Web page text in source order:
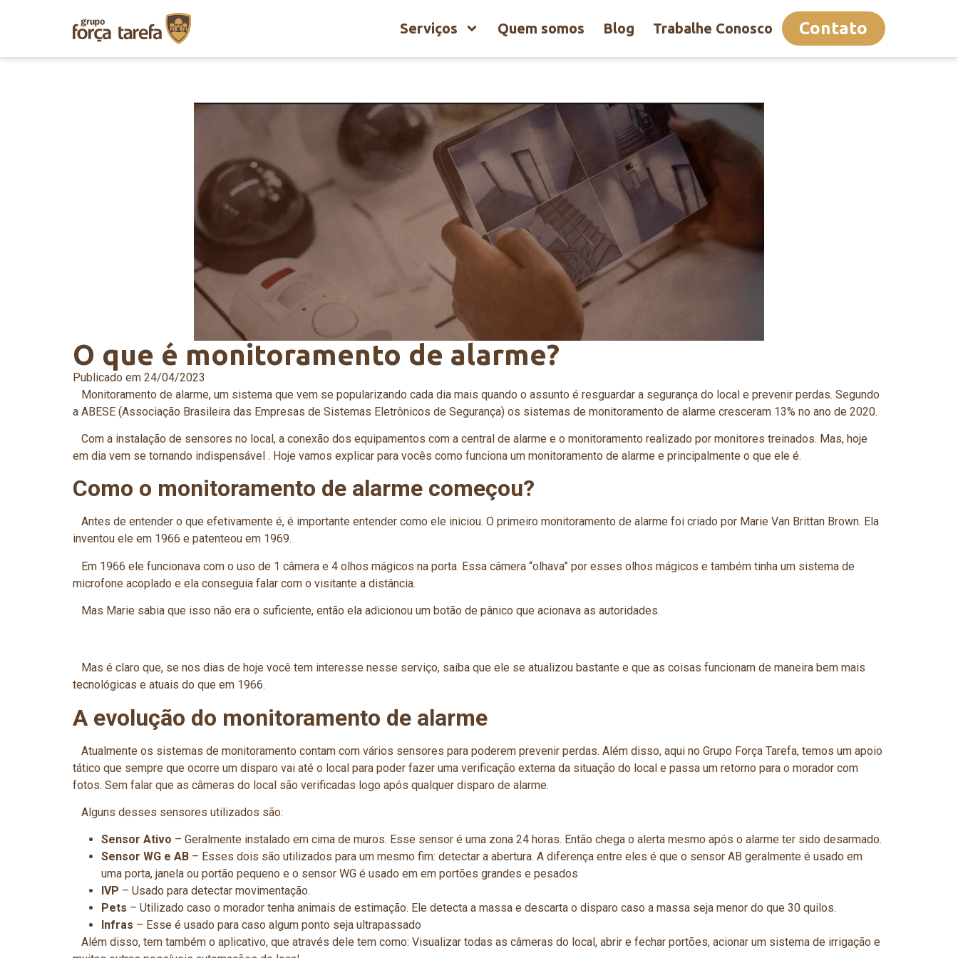
Serviços Quem somos Blog Trabalhe Conosco Contato
O que é monitoramento de alarme?
Publicado em 24/04/2023
Monitoramento de alarme, um sistema que vem se popularizando cada dia mais quando o assunto é resguardar a segurança do local e prevenir perdas. Segundo
a ABESE (Associação Brasileira das Empresas de Sistemas Eletrônicos de Segurança) os sistemas de monitoramento de alarme cresceram 13% no ano de 2020.
Com a instalação de sensores no local, a conexão dos equipamentos com a central de alarme e o monitoramento realizado por monitores treinados. Mas, hoje
em dia vem se tornando indispensável . Hoje vamos explicar para vocês como funciona um monitoramento de alarme e principalmente o que ele é.
Como o monitoramento de alarme começou?
Antes de entender o que efetivamente é, é importante entender como ele iniciou. O primeiro monitoramento de alarme foi criado por Marie Van Brittan Brown. Ela
inventou ele em 1966 e patenteou em 1969.
Em 1966 ele funcionava com o uso de 1 câmera e 4 olhos mágicos na porta. Essa câmera “olhava” por esses olhos mágicos e também tinha um sistema de
microfone acoplado e ela conseguia falar com o visitante a distância.
Mas Marie sabia que isso não era o suficiente, então ela adicionou um botão de pânico que acionava as autoridades.
Mas é claro que, se nos dias de hoje você tem interesse nesse serviço, saiba que ele se atualizou bastante e que as coisas funcionam de maneira bem mais
tecnológicas e atuais do que em 1966.
A evolução do monitoramento de alarme
Atualmente os sistemas de monitoramento contam com vários sensores para poderem prevenir perdas. Além disso, aqui no Grupo Força Tarefa, temos um apoio
tático que sempre que ocorre um disparo vai até o local para poder fazer uma verificação externa da situação do local e passa um retorno para o morador com
fotos. Sem falar que as câmeras do local são verificadas logo após qualquer disparo de alarme.
Alguns desses sensores utilizados são:
Sensor Ativo – Geralmente instalado em cima de muros. Esse sensor é uma zona 24 horas. Então chega o alerta mesmo após o alarme ter sido desarmado.
Sensor WG e AB – Esses dois são utilizados para um mesmo fim: detectar a abertura. A diferença entre eles é que o sensor AB geralmente é usado em
uma porta, janela ou portão pequeno e o sensor WG é usado em em portões grandes e pesados
IVP – Usado para detectar movimentação.
Pets – Utilizado caso o morador tenha animais de estimação. Ele detecta a massa e descarta o disparo caso a massa seja menor do que 30 quilos.
Infras – Esse é usado para caso algum ponto seja ultrapassado
Além disso, tem também o aplicativo, que através dele tem como: Visualizar todas as câmeras do local, abrir e fechar portões, acionar um sistema de irrigação e